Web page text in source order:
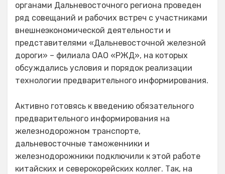
органами Дальневосточного региона проведен
ряд совещаний и рабочих встреч с участниками
внешнеэкономической деятельности и
представителями «Дальневосточной железной
дороги» – филиала ОАО «РЖД», на которых
обсуждались условия и порядок реализации
технологии предварительного информирования.
Активно готовясь к введению обязательного
предварительного информирования на
железнодорожном транспорте,
дальневосточные таможенники и
железнодорожники подключили к этой работе
китайских и северокорейских коллег. Так, на